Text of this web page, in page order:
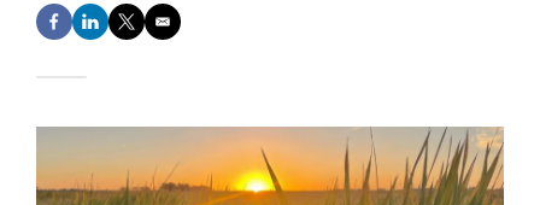
F
a
e
o
o
k
L
i
d
n
T
w
e
E
m